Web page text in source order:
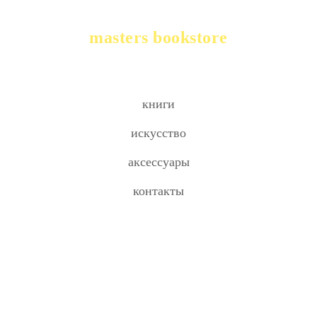
masters bookstore
книги
искусство
аксессуары
контакты